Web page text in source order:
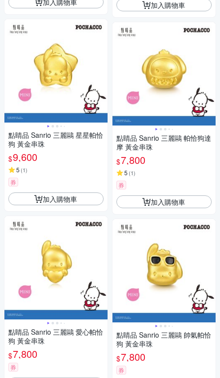
點睛品 Sanrio 三麗鷗 星星帕恰
狗 黃金串珠
$9,600
5 (1)
券
加入購物車
點睛品 Sanrio 三麗鷗 愛心帕恰
狗 黃金串珠
$7,800
券
加入購物車
點睛品 Sanrio 三麗鷗 帕恰狗達
摩 黃金串珠
$7,800
5 (1)
券
加入購物車
點睛品 Sanrio 三麗鷗 帥氣帕恰
狗 黃金串珠
$7,800
券